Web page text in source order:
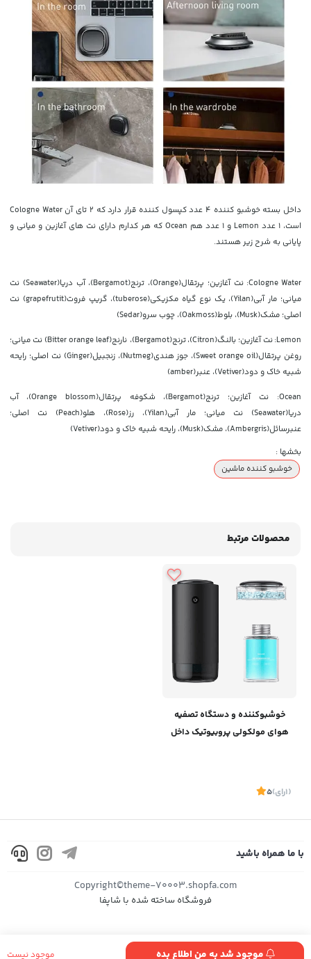
موجود شد به من اطلاع بده موجود نیست
داخل بسته خوشبو کننده 4 عدد کپسول کننده قرار دارد که 2 تای آن Cologne Water
است، 1 عدد Lemon و 1 عدد هم Ocean که هر کدارم دارای نت های آغازین و میانی و
پایانی به شرح زیر هستند.
Cologne W
ater: نت آغازین؛ پرتقال(Orange)، ترنج(Bergamot)، آب دریا(Seawater) نت
میانی؛ مار آبی(Yilan)، یک نوع گیاه مکزیکی(tuberose)، گریپ فروت(grapefrutit) نت
اصلی؛ مشک(Musk)، بلوط(Oakmoss)، چوب سرو(Sedar)
Lemon: نت آغازین؛ بالنگ(Citron)، ترنج(Bergamot)، نارنج(Bitter orange leaf) نت میانی؛
روغن پرتقال(Sweet orange oil)، جوز هندی(Nutmeg)، زنجبیل(Ginger) نت اصلی؛ رایحه
شبیه خاک و دود(Vetiver)، عنبر(amber)
Ocean: نت آغازین؛ ترنج(Bergamot)، شکوفه پرتقال(Orange blossom)، آب
دریا(Seawater) نت میانی؛ مار آبی(Yilan)، رز(Rose)، هلو(Peach) نت اصلی؛
عنبرسائل(Ambergris)، مشک(Musk)، رایحه شبیه خاک و دود(Vetiver)
بخشها :
خوشبو کننده ماشین
محصولات مرتبط
خوشبوکننده و دستگاه تصفیه
هوای مولکولی پروبیوتیک داخل
Molecular Probiotics
(1 رای)
5
با ما همراه باشید
Copyright©theme-70003.shopfa.com
فروشگاه ساخته شده با شاپفا